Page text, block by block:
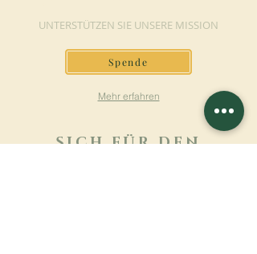
UNTERSTÜTZEN SIE UNSERE MISSION
Spende
Mehr erfahren
SICH FÜR DEN